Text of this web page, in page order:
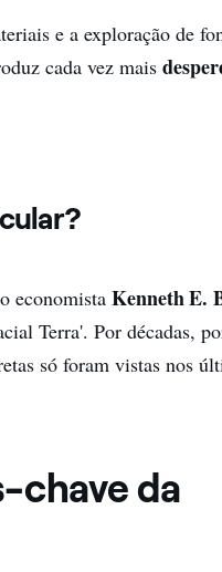
e a exploração de
cada vez mais
economistaKenneth E.
Terra'. Por décadas,
só foram vistas nos
chave da